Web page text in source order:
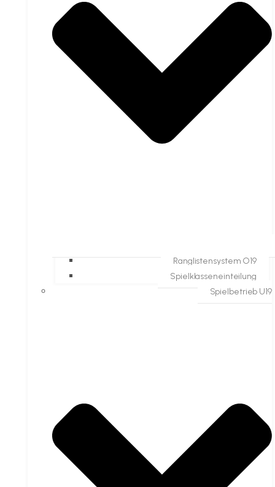
Ranglistensystem O19
Spielklasseneinteilung
Spielbetrieb U19